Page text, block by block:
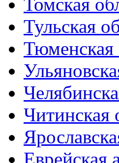
Томская
Тульская
Тюменская
Читинская